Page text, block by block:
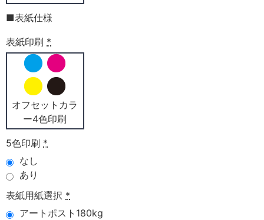
■表紙仕様
表紙印刷 *
オフセットカラ
ー4色印刷
5色印刷 *
なし
あり
表紙用紙選択 *
アートポスト180kg